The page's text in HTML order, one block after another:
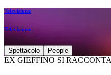
Televisione
Televisione
Spettacolo People
EX GIEFFINO SI